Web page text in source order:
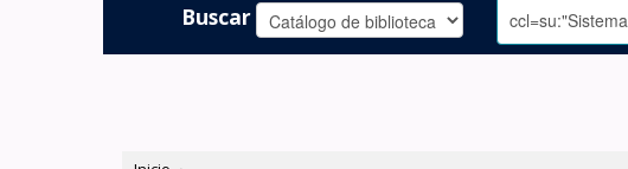
Buscar